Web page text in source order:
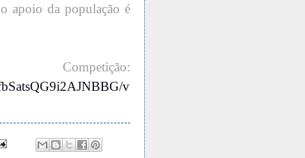
apoio da população é
v